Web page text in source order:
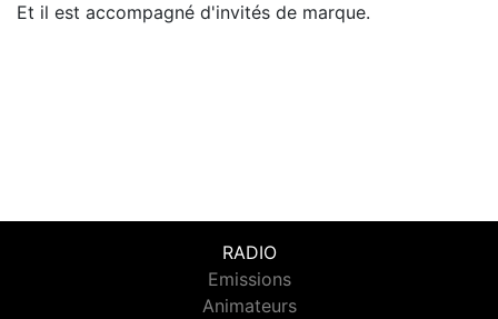
Et il est accompagné d'invités de marque.
RADIO
Emissions
Animateurs